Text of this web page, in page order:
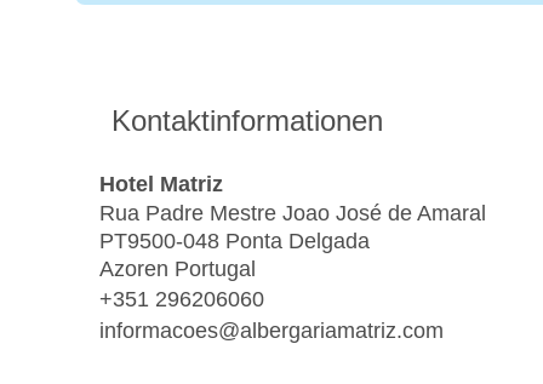
Kontaktinformationen
Hotel Matriz
Rua Padre Mestre Joao José de Amaral
PT9500-048 Ponta Delgada
Azoren Portugal
+351 296206060
informacoes@albergariamatriz.com